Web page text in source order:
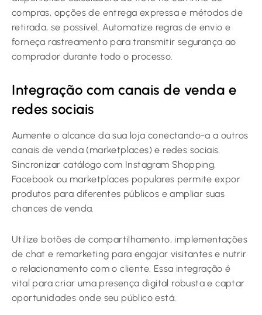
compras, opções de entrega expressa e métodos de
retirada, se possível. Automatize regras de envio e
forneça rastreamento para transmitir segurança ao
comprador durante todo o processo.
Integração com canais de venda e
redes sociais
Aumente o alcance da sua loja conectando-a a outros
canais de venda (marketplaces) e redes sociais.
Sincronizar catálogo com Instagram Shopping,
Facebook ou marketplaces populares permite expor
produtos para diferentes públicos e ampliar suas
chances de venda.
Utilize botões de compartilhamento, implementações
de chat e remarketing para engajar visitantes e nutrir
o relacionamento com o cliente. Essa integração é
vital para criar uma presença digital robusta e captar
oportunidades onde seu público está.